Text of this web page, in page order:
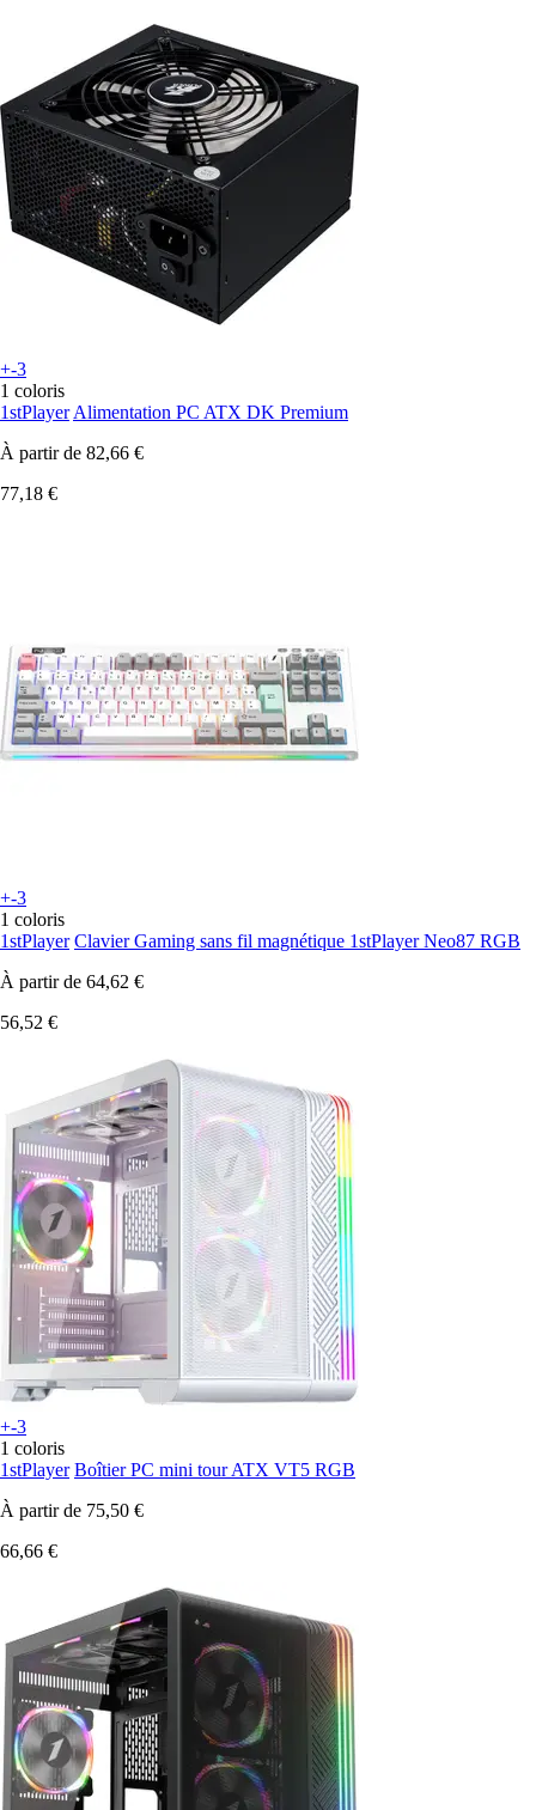
+-3
1 coloris
1stPlayer Alimentation PC ATX DK Premium
À partir de 82,66 €
77,18 €
+-3
1 coloris
1stPlayer Clavier Gaming sans fil magnétique 1stPlayer Neo87 RGB
À partir de 64,62 €
56,52 €
+-3
1 coloris
1stPlayer Boîtier PC mini tour ATX VT5 RGB
À partir de 75,50 €
66,66 €